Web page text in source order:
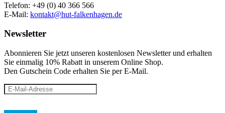
Telefon: +49 (0) 40 366 566
E-Mail: kontakt@hut-falkenhagen.de
Newsletter
Abonnieren Sie jetzt unseren kostenlosen Newsletter und erhalten
Sie einmalig 10% Rabatt in unserem Online Shop.
Den Gutschein Code erhalten Sie per E-Mail.